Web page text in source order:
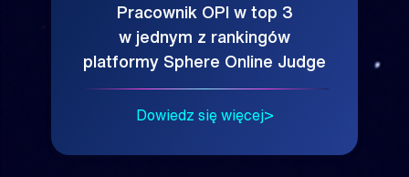
Pracownik OPI w top 3
w jednym z rankingów
platformy Sphere Online Judge
Dowiedz się więcej